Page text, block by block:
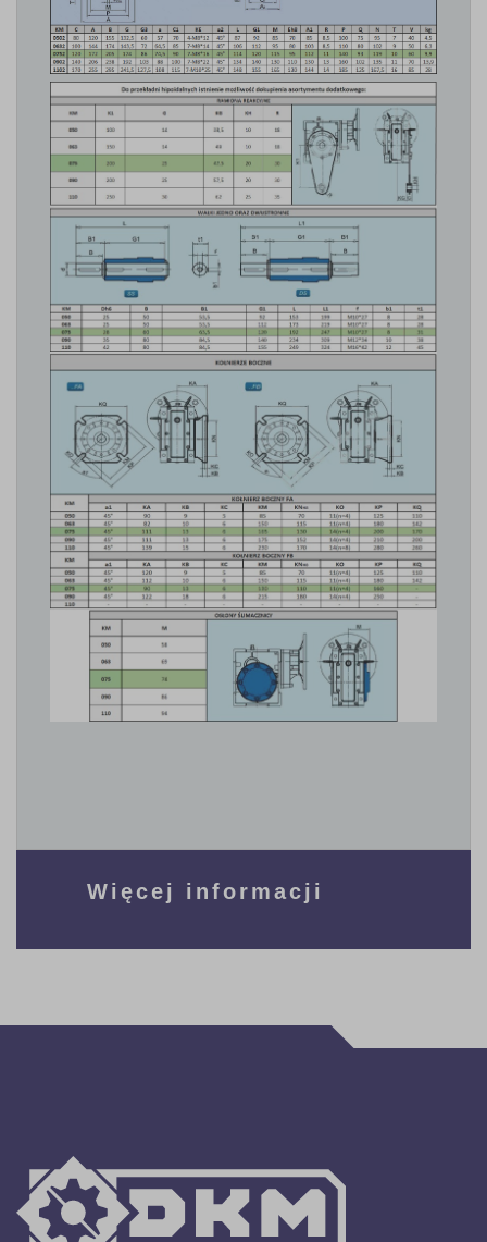
Więcej informacji